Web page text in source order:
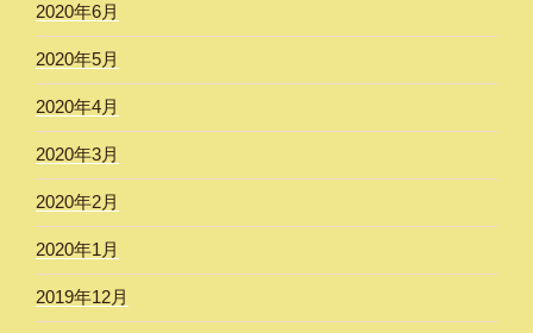
2020年6月
2020年5月
2020年4月
2020年3月
2020年2月
2020年1月
2019年12月